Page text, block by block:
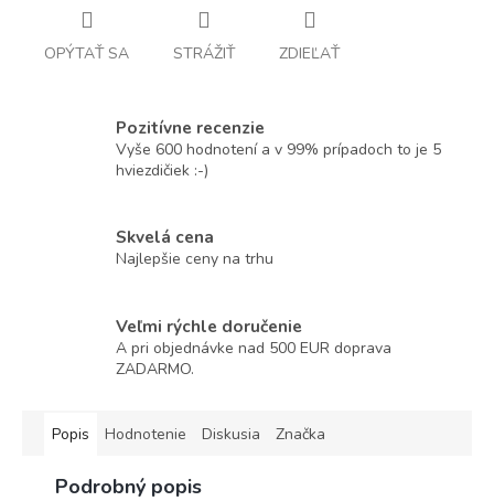
OPÝTAŤ SA STRÁŽIŤ ZDIEĽAŤ
Pozitívne recenzie
Vyše 600 hodnotení a v 99% prípadoch to je 5
hviezdičiek :-)
Skvelá cena
Najlepšie ceny na trhu
Veľmi rýchle doručenie
A pri objednávke nad 500 EUR doprava
ZADARMO.
Popis Hodnotenie Diskusia Značka
Podrobný popis